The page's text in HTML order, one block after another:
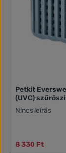
Petkit
(UVC)
Nincs leírás
8 330 Ft